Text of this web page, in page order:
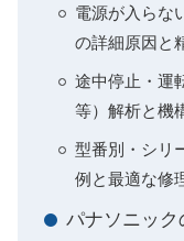
電源が入らな
の詳細原因と
途中停止・運
等）解析と機
型番別・シリ
例と最適な修
パナソニック